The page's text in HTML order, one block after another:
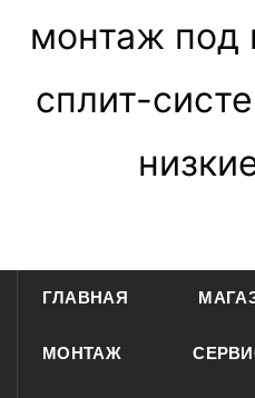
монтаж под
сплит-
ГЛАВНАЯ
МОНТАЖ